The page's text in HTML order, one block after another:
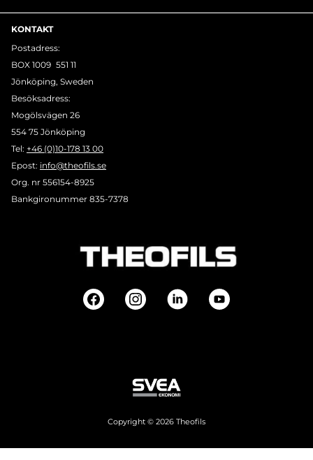
KONTAKT
Postadress:
BOX 1009 551 11
Jönköping, Sweden
Besöksadress:
Mogölsvägen 26
554 75 Jönköping
Tel: +46 (0)10-178 13 00
Epost: info@theofils.se
Org. nr 556154-8925
Bankgironummer 835-7378
Copyright © 2026 Theofils